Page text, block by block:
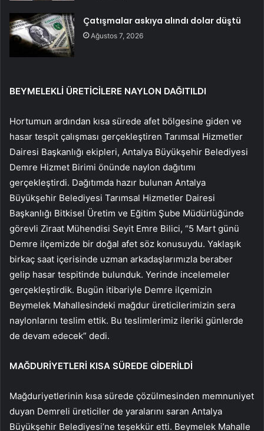
Çatışmalar askıya alındı dolar düştü
Ağustos 7, 2026
BEYMELEKLİ ÜRETİCİLERE NAYLON DAĞITILDI
Hortumun ardından kısa sürede afet bölgesine giden ve
hasar tespit çalışması gerçekleştiren Tarımsal Hizmetler
Dairesi Başkanlığı ekipleri, Antalya Büyükşehir Belediyesi
Demre Hizmet Birimi önünde naylon dağıtımı
gerçekleştirdi. Dağıtımda hazır bulunan Antalya
Büyükşehir Belediyesi Tarımsal Hizmetler Dairesi
Başkanlığı Bitkisel Üretim ve Eğitim Şube Müdürlüğünde
görevli Ziraat Mühendisi Seyit Emre Bilici, “5 Mart günü
Demre ilçemizde bir doğal afet söz konusuydu. Yaklaşık
birkaç saat içerisinde uzman arkadaşlarımızla beraber
gelip hasar tespitinde bulunduk. Yerinde incelemeler
gerçekleştirdik. Bugün itibariyle Demre ilçemizin
Beymelek Mahallesindeki mağdur üreticilerimizin sera
naylonlarını teslim ettik. Bu teslimlerimiz ileriki günlerde
de devam edecek” dedi.
MAĞDURİYETLERİ KISA SÜREDE GİDERİLDİ
Mağduriyetlerinin kısa sürede çözülmesinden memnuniyet
duyan Demreli üreticiler de yaralarını saran Antalya
Büyükşehir Belediyesi’ne teşekkür etti. Beymelek Mahalle